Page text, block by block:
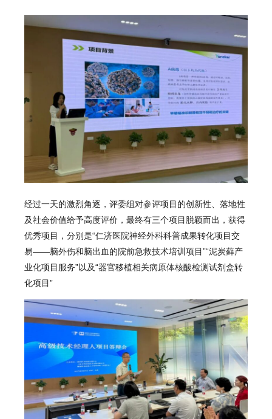
经过一天的激烈角逐，评委组对参评项目的创新性、落地性
及社会价值给予高度评价，最终有三个项目脱颖而出，获得
优秀项目，分别是“仁济医院神经外科科普成果转化项目交
易——脑外伤和脑出血的院前急救技术培训项目”“泥炭藓产
业化项目服务”以及“器官移植相关病原体核酸检测试剂盒转
化项目”